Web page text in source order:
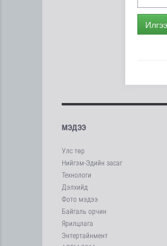
МЭДЭЭ
Улс төр
Нийгэм-Эдийн засаг
Технологи
Дэлхийд
Фото мэдээ
Байгаль орчин
Ярилцлага
Энтертайнмент